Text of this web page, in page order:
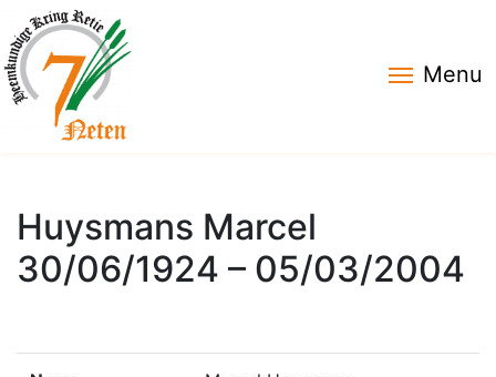
Menu
Huysmans Marcel
30/06/1924 – 05/03/2004